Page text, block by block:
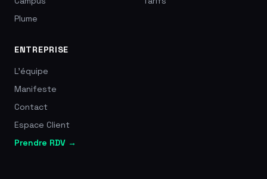
Plume
ENTREPRISE
L'équipe
Manifeste
Contact
Espace Client
Prendre RDV →